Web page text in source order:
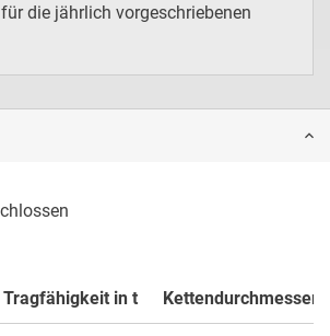
die jährlich vorgeschriebenen
Tragfähigkeit in t Kettendurchmesser